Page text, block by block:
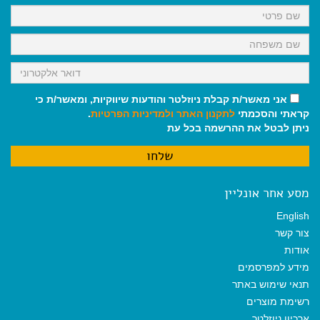
k
p
m
אני מאשר/ת קבלת ניוזלטר והודעות שיווקיות, ומאשר/ת כי
קראתי והסכמתי לתקנון האתר ולמדיניות הפרטיות.
ניתן לבטל את ההרשמה בכל עת
מסע אחר אונליין
English
צור קשר
אודות
מידע למפרסמים
תנאי שימוש באתר
רשימת מוצרים